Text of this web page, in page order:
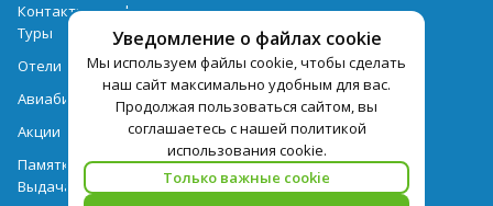
Уведомление о файлах cookie
Мы используем файлы cookie, чтобы сделать
наш сайт максимально удобным для вас.
Продолжая пользоваться сайтом, вы
соглашаетесь с нашей политикой
использования cookie.
Только важные cookie
Контактная информация
Туры
Отели
Авиабилеты
Акции
Памятка для туристов
Выдача документов